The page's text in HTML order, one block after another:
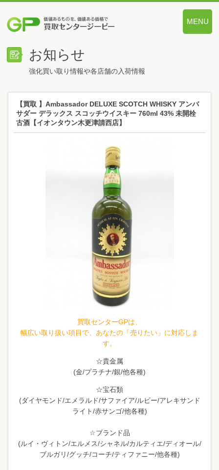
MENU
お知らせ
強化買い取り情報や各店舗の入荷情報
【買取 】Ambassador DELUXE SCOTCH WHISKY アンバ
サダー デラックス スコッチウイスキー 760ml 43% 未開栓
古酒【イオンタウン木更津請西店】
買取センターGPは、
幅広い取り扱い項目で、あなたの「売りたい」に対応しま
す。
☆貴金属
(金/プラチナ/銀/他各種)
☆宝石類
(ダイヤモンド/エメラルド/サファイア/ルビー/アレキサンド
ライト/赤サンゴ/他各種)
☆ブランド品
(ルイ・ヴィトン/エルメス/シャネル/カルティエ/ディオール/
ブルガリ/グッチ/コーチ/ティファニー/他各種)